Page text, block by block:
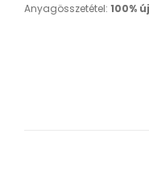
Anyagösszetétel: 100%